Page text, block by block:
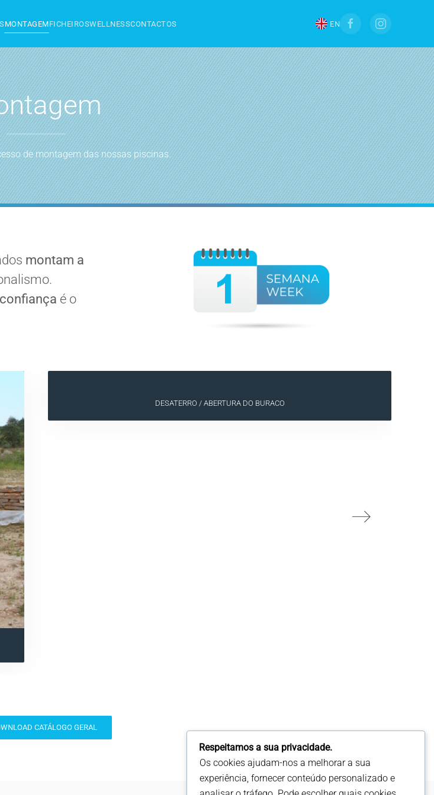
MONTAGEMFICHEIROSWELLNESSCONTACTOS EN
de montagem das nossas piscinas.
montam a
confiança é o
DESATERRO / ABERTURA DO BURACO
CATÁLOGO GERAL
Respeitamos a sua privacidade.
Os cookies ajudam-nos a melhorar a sua
experiência, fornecer conteúdo personalizado e